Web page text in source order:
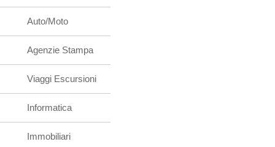
Auto/Moto
Agenzie Stampa
Viaggi Escursioni
Informatica
Immobiliari